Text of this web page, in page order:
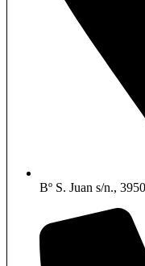
Bº S. Juan s/n.,